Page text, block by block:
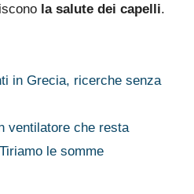
la salute dei capelli.
in Grecia, ricerche senza
ventilatore che resta
le somme